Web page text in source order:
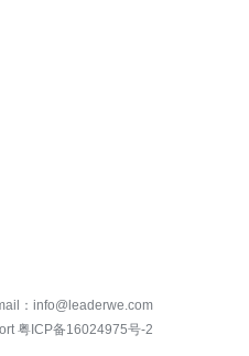
： info@leaderwe.com
粤ICP备16024975号-2